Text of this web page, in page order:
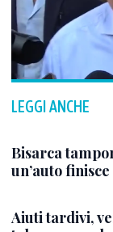
LEGGI ANCHE
Bisarca
un’auto
Aiuti tardivi,